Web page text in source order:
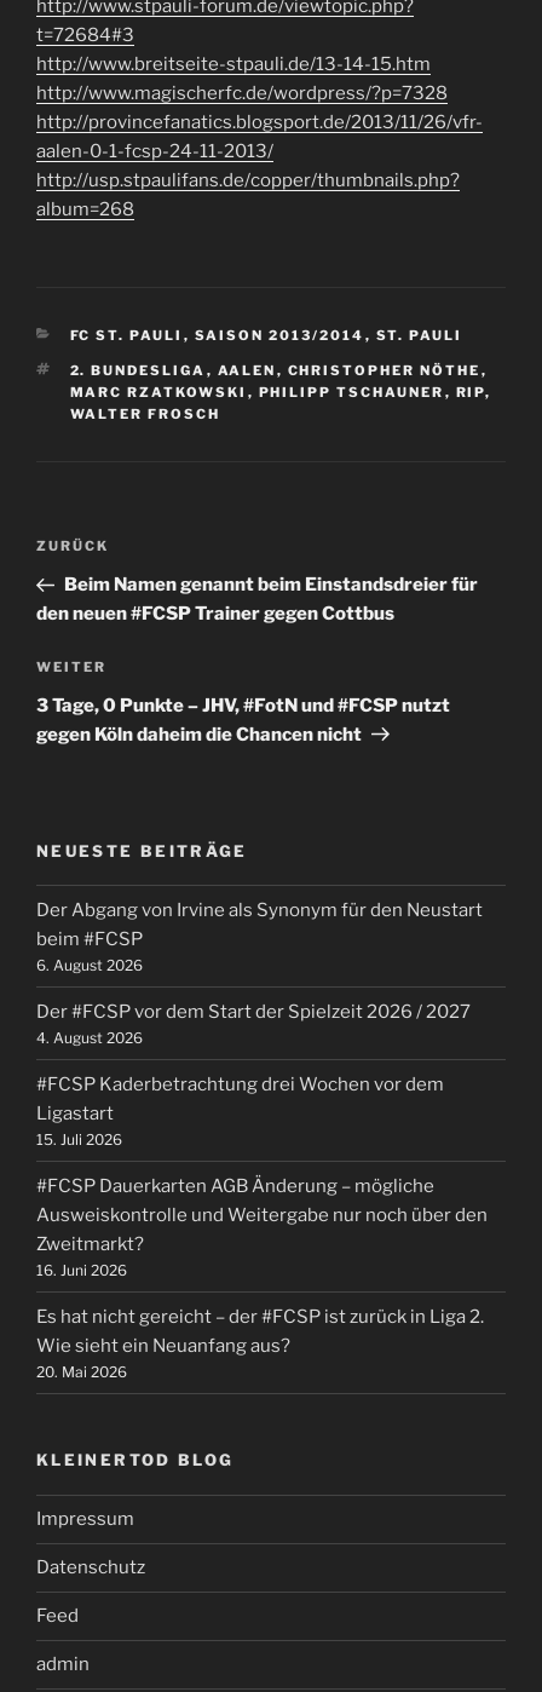
http://www.stpauli-forum.de/viewtopic.php?
t=72684#3
http://www.breitseite-stpauli.de/13-14-15.htm
http://www.magischerfc.de/wordpress/?p=7328
http://provincefanatics.blogsport.de/2013/11/26/vfr-
aalen-0-1-fcsp-24-11-2013/
http://usp.stpaulifans.de/copper/thumbnails.php?
album=268
KATEGORIEN
FC ST. PAULI , SAISON 2013/2014 , ST. PAULI
SCHLAGWÖRTER
2. BUNDESLIGA , AALEN , CHRISTOPHER NÖTHE ,
MARC RZATKOWSKI , PHILIPP TSCHAUNER , RIP,
WALTER FROSCH
Beitragsnavigation
Vorheriger
Beitrag
ZURÜCK
Beim Namen genannt beim Einstandsdreier für
den neuen #FCSP Trainer gegen Cottbus
Nächster
Beitrag
WEITER
3 Tage, 0 Punkte – JHV, #FotN und #FCSP nutzt
gegen Köln daheim die Chancen nicht
NEUESTE BEITRÄGE
Der Abgang von Irvine als Synonym für den Neustart
beim #FCSP
6. August 2026
Der #FCSP vor dem Start der Spielzeit 2026 / 2027
4. August 2026
#FCSP Kaderbetrachtung drei Wochen vor dem
Ligastart
15. Juli 2026
#FCSP Dauerkarten AGB Änderung – mögliche
Ausweiskontrolle und Weitergabe nur noch über den
Zweitmarkt?
16. Juni 2026
Es hat nicht gereicht – der #FCSP ist zurück in Liga 2.
Wie sieht ein Neuanfang aus?
20. Mai 2026
KLEINERTOD BLOG
Impressum
Datenschutz
Feed
admin